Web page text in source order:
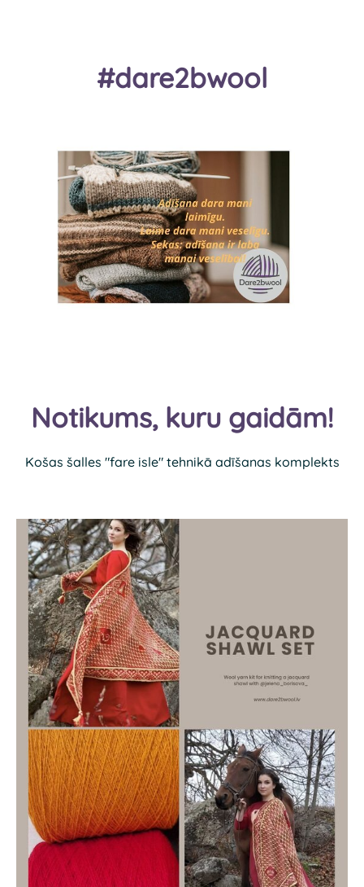
#dare2bwool
Notikums, kuru gaidām!
Košas šalles "fare isle" tehnikā adīšanas komplekts